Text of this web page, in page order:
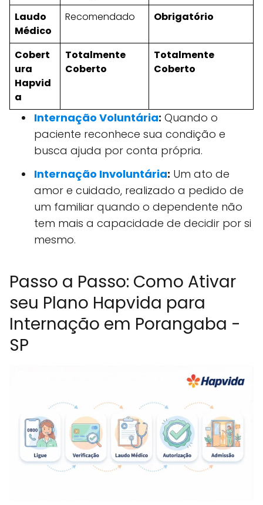
Laudo
Médico
Recomendado Obrigatório
Cobert
ura
Hapvid
a
Totalmente
Coberto
Totalmente
Coberto
Internação Voluntária: Quando o
paciente reconhece sua condição e
busca ajuda por conta própria.
Internação Involuntária: Um ato de
amor e cuidado, realizado a pedido de
um familiar quando o dependente não
tem mais a capacidade de decidir por si
mesmo.
Passo a Passo: Como Ativar
seu Plano Hapvida para
Internação em Porangaba -
SP